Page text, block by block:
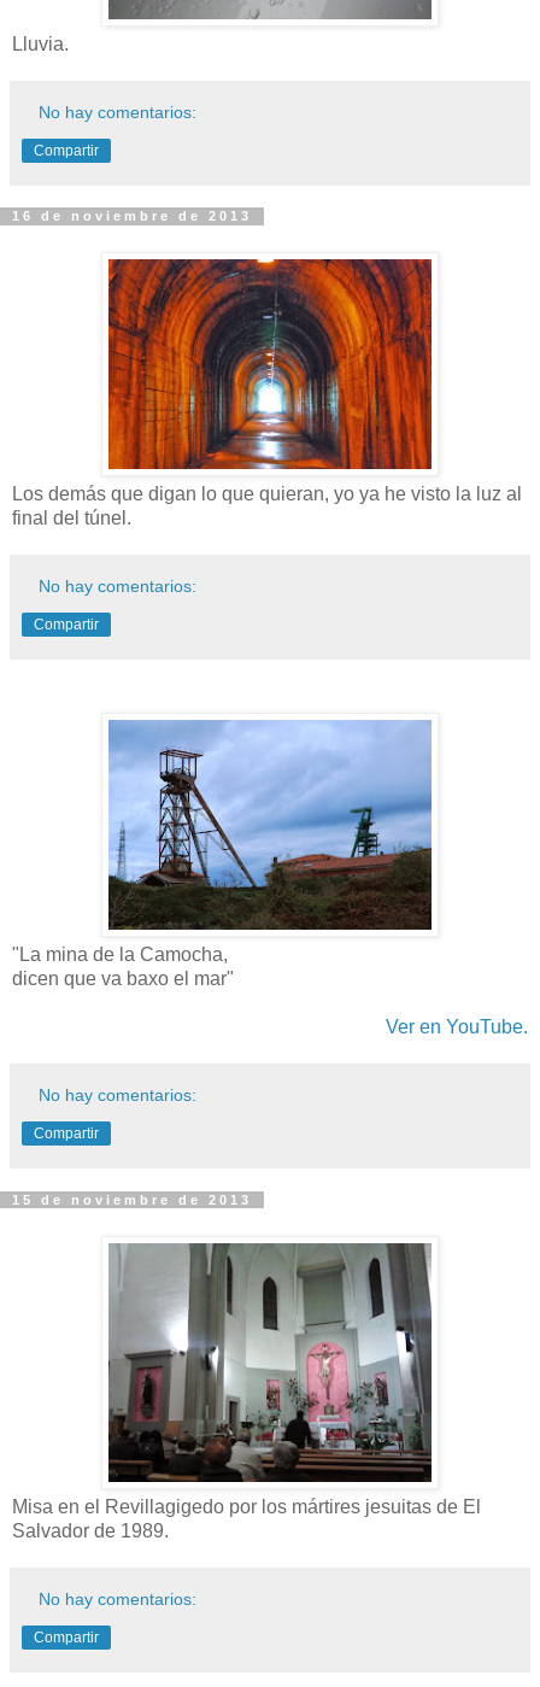
Lluvia.
No hay comentarios:
Compartir
16 de noviembre de 2013
Los demás que digan lo que quieran, yo ya he visto la luz al
final del túnel.
No hay comentarios:
Compartir
"La mina de la Camocha,
dicen que va baxo el mar"
Ver en YouTube.
No hay comentarios:
Compartir
15 de noviembre de 2013
Misa en el Revillagigedo por los mártires jesuitas de El
Salvador de 1989.
No hay comentarios:
Compartir